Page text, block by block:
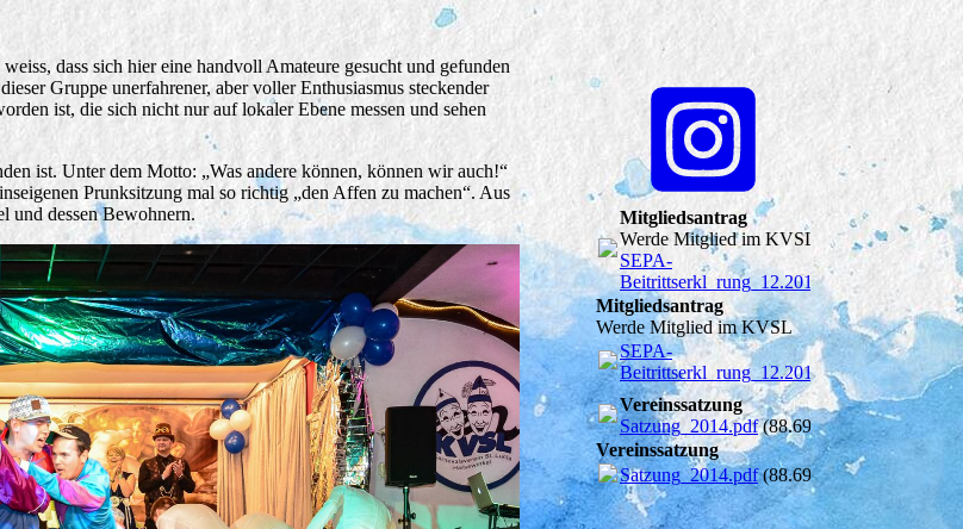
dass sich hier eine handvoll Amateure gesucht und gefunden
Gruppe unerfahrener, aber voller Enthusiasmus steckender
ist, die sich nicht nur auf lokaler Ebene messen und sehen
ist. Unter dem Motto: „Was andere können, können wir auch!“
Prunksitzung mal so richtig „den Affen zu machen“. Aus
und dessen Bewohnern.
Mitgliedsantrag
Werde Mitglied im KVSL
SEPA-
Beitrittserkl_rung_12.2016.pdf(104.9KB)
Mitgliedsantrag
Werde Mitglied im KVSL
SEPA-
Beitrittserkl_rung_12.2016.pdf(104.9KB)
Vereinssatzung
Satzung_2014.pdf(88.69KB)
Vereinssatzung
Satzung_2014.pdf(88.69KB)